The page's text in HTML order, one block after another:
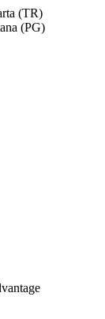
(TR)
(PG)